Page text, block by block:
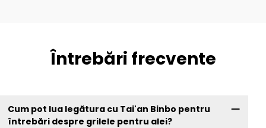
Întrebări frecvente
Cum pot lua legătura cu Tai'an Binbo pentru
întrebări despre grilele pentru alei?